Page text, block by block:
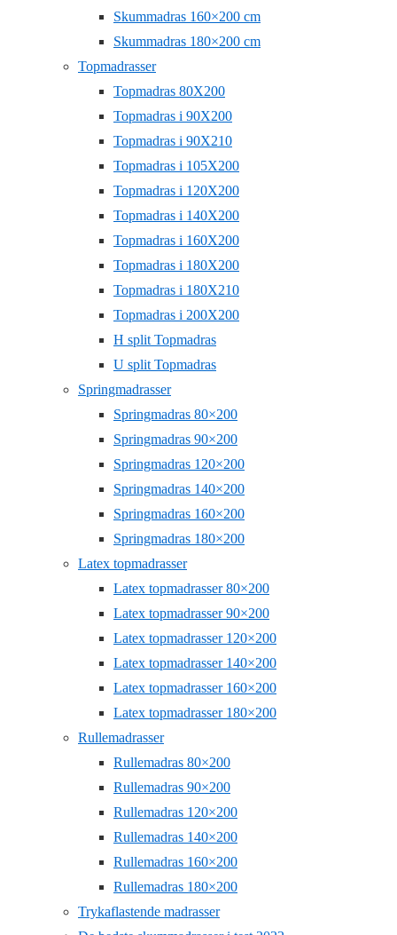
Skummadras 160×200 cm
Skummadras 180×200 cm
Topmadrasser
Topmadras 80X200
Topmadras i 90X200
Topmadras i 90X210
Topmadras i 105X200
Topmadras i 120X200
Topmadras i 140X200
Topmadras i 160X200
Topmadras i 180X200
Topmadras i 180X210
Topmadras i 200X200
H split Topmadras
U split Topmadras
Springmadrasser
Springmadras 80×200
Springmadras 90×200
Springmadras 120×200
Springmadras 140×200
Springmadras 160×200
Springmadras 180×200
Latex topmadrasser
Latex topmadrasser 80×200
Latex topmadrasser 90×200
Latex topmadrasser 120×200
Latex topmadrasser 140×200
Latex topmadrasser 160×200
Latex topmadrasser 180×200
Rullemadrasser
Rullemadras 80×200
Rullemadras 90×200
Rullemadras 120×200
Rullemadras 140×200
Rullemadras 160×200
Rullemadras 180×200
Trykaflastende madrasser